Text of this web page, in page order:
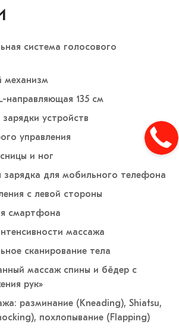
система голосового
механизм
направляющая 135 см
устройств
управления
и ног
зарядка для мобильного телефона
с левой стороны
смартфона
массажа
сканирование тела
массаж спины и бёдер с
рук»
разминание (Kneading), Shiatsu,
похлопывание (Flapping)